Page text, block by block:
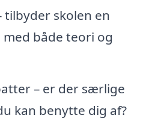
tilbyder skolen en
med både teori og
– er der særlige
kan benytte dig af?